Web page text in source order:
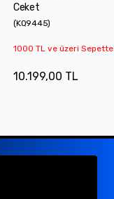
Ceket
(KQ9445)
1000 TL ve üzeri
10.199,00 TL